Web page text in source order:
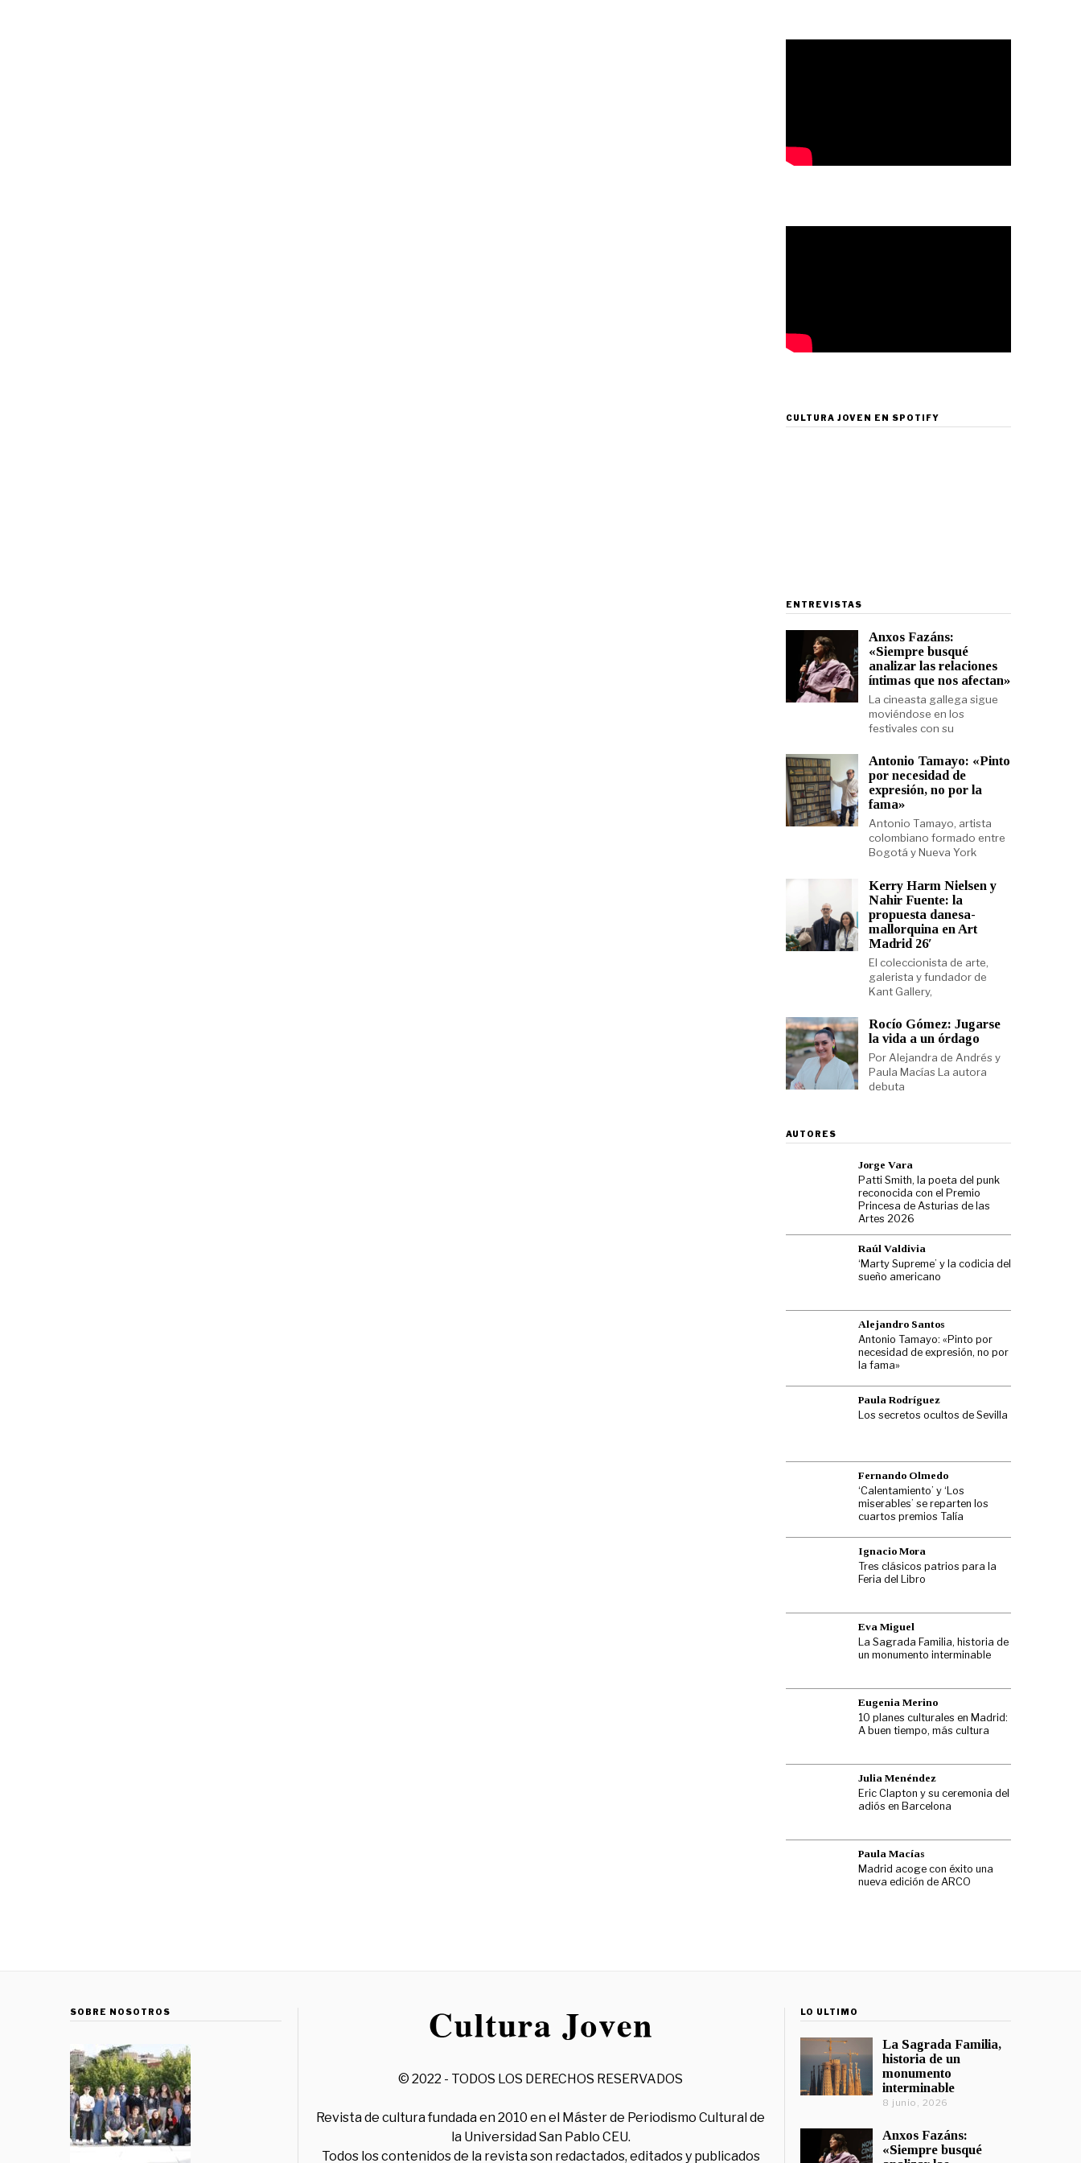
CULTURA JOVEN EN SPOTIFY
ENTREVISTAS
Anxos Fazáns:
«Siempre busqué
analizar las relaciones
íntimas que nos afectan»
La cineasta gallega sigue
moviéndose en los
festivales con su
Antonio Tamayo: «Pinto
por necesidad de
expresión, no por la
fama»
Antonio Tamayo, artista
colombiano formado entre
Bogotá y Nueva York
Kerry Harm Nielsen y
Nahir Fuente: la
propuesta danesa-
mallorquina en Art
Madrid 26′
El coleccionista de arte,
galerista y fundador de
Kant Gallery,
Rocío Gómez: Jugarse
la vida a un órdago
Por Alejandra de Andrés y
Paula Macías La autora
debuta
AUTORES
Jorge Vara
Patti Smith, la poeta del punk
reconocida con el Premio
Princesa de Asturias de las
Artes 2026
Raúl Valdivia
‘Marty Supreme’ y la codicia del
sueño americano
Alejandro Santos
Antonio Tamayo: «Pinto por
necesidad de expresión, no por
la fama»
Paula Rodríguez
Los secretos ocultos de Sevilla
Fernando Olmedo
‘Calentamiento’ y ‘Los
miserables’ se reparten los
cuartos premios Talía
Ignacio Mora
Tres clásicos patrios para la
Feria del Libro
Eva Miguel
La Sagrada Familia, historia de
un monumento interminable
Eugenia Merino
10 planes culturales en Madrid:
A buen tiempo, más cultura
Julia Menéndez
Eric Clapton y su ceremonia del
adiós en Barcelona
Paula Macías
Madrid acoge con éxito una
nueva edición de ARCO
SOBRE NOSOTROS
© 2022 - TODOS LOS DERECHOS RESERVADOS
Revista de cultura fundada en 2010 en el Máster de Periodismo Cultural de
la Universidad San Pablo CEU.
Todos los contenidos de la revista son redactados, editados y publicados
LO ÚLTIMO
La Sagrada Familia,
historia de un
monumento
interminable
8 junio, 2026
Anxos Fazáns:
«Siempre busqué